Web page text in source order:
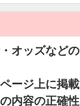
オッズなど
ージ上に掲
内容の正確